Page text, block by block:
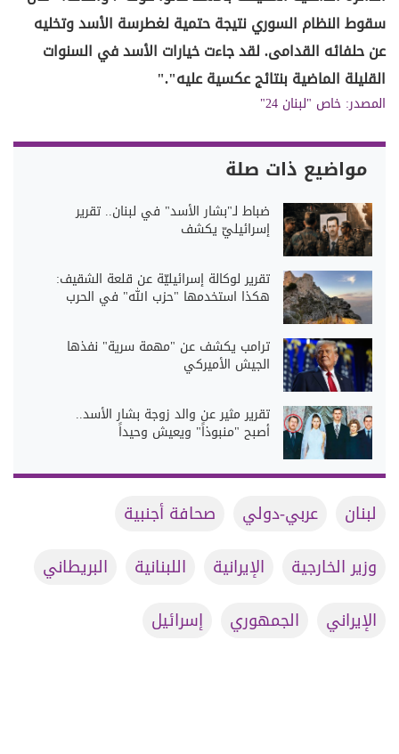
سقوط النظام السوري نتيجة حتمية لغطرسة الأسد وتخليه
عن حلفائه القدامى. لقد جاءت خيارات الأسد في السنوات
القليلة الماضية بنتائج عكسية عليه"."
المصدر: خاص "لبنان 24"
مواضيع ذات صلة
ضباط لـ"بشار الأسد" في لبنان.. تقرير
إسرائيليّ يكشف
تقرير لوكالة إسرائيليّة عن قلعة الشقيف:
هكذا استخدمها "حزب الله" في الحرب
ترامب يكشف عن "مهمة سرية" نفذها
الجيش الأميركي
تقرير مثير عن والد زوجة بشار الأسد..
أصبح "منبوذاً" ويعيش وحيداً
لبنان عربي-دولي
صحافة أجنبية
وزير الخارجية
الإيرانية اللبنانية
البريطاني
الإيراني
الجمهوري إسرائيل